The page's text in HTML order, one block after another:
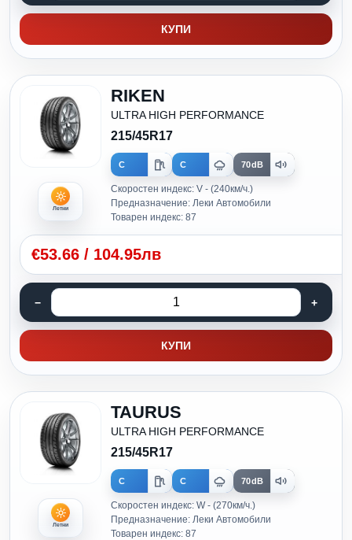
КУПИ
Летни
RIKEN
ULTRA HIGH PERFORMANCE
215/45R17
C C 70dB
Скоростен индекс: V - (240км/ч.)
Предназначение: Леки Автомобили
Товарен индекс: 87
€53.66 / 104.95лв
КУПИ
Летни
TAURUS
ULTRA HIGH PERFORMANCE
215/45R17
C C 70dB
Скоростен индекс: W - (270км/ч.)
Предназначение: Леки Автомобили
Товарен индекс: 87